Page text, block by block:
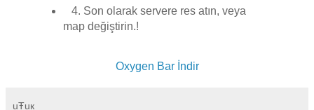
4. Son olarak servere res atın, veya
map değiştirin.!
Oxygen Bar İndir
uŦuк